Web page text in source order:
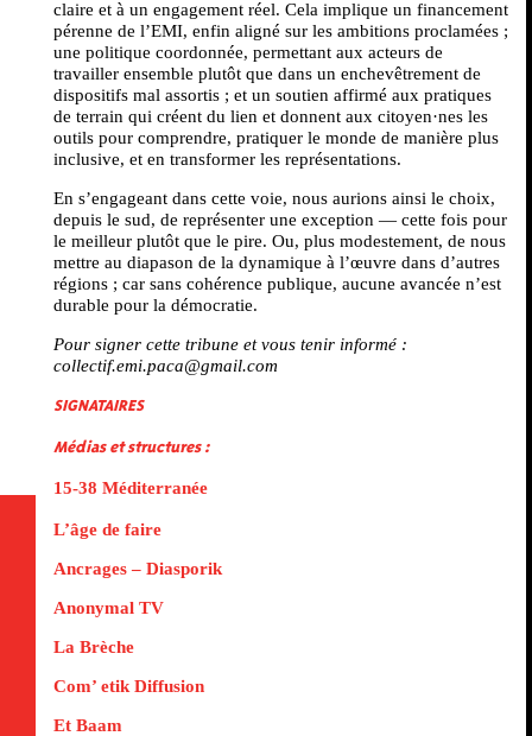
claire et à un engagement réel. Cela implique un financement
pérenne de l’EMI, enfin aligné sur les ambitions proclamées ;
une politique coordonnée, permettant aux acteurs de
travailler ensemble plutôt que dans un enchevêtrement de
dispositifs mal assortis ; et un soutien affirmé aux pratiques
de terrain qui créent du lien et donnent aux citoyen·nes les
outils pour comprendre, pratiquer le monde de manière plus
inclusive, et en transformer les représentations.
En s’engageant dans cette voie, nous aurions ainsi le choix,
depuis le sud, de représenter une exception — cette fois pour
le meilleur plutôt que le pire. Ou, plus modestement, de nous
mettre au diapason de la dynamique à l’œuvre dans d’autres
régions ; car sans cohérence publique, aucune avancée n’est
durable pour la démocratie.
Pour signer cette tribune et vous tenir informé :
collectif.emi.paca@gmail.com
SIGNATAIRES
Médias et structures :
15-38 Méditerranée
L’âge de faire
Ancrages – Diasporik
Anonymal TV
La Brèche
Com’ etik Diffusion
Et Baam